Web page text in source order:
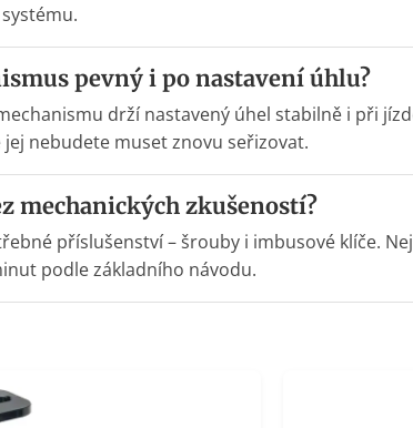
pevný i po nastavení úhlu?
drží nastavený úhel stabilně i při
nebudete muset znovu seřizovat.
mechanických zkušeností?
příslušenství – šrouby i imbusové klíče.
podle základního návodu.